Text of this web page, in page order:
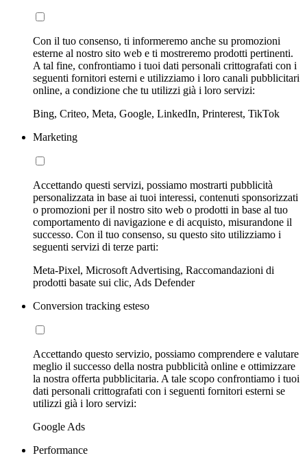
Con il tuo consenso, ti informeremo anche su promozioni
esterne al nostro sito web e ti mostreremo prodotti pertinenti.
A tal fine, confrontiamo i tuoi dati personali crittografati con i
seguenti fornitori esterni e utilizziamo i loro canali pubblicitari
online, a condizione che tu utilizzi già i loro servizi:
Bing, Criteo, Meta, Google, LinkedIn, Printerest, TikTok
Marketing
Accettando questi servizi, possiamo mostrarti pubblicità
personalizzata in base ai tuoi interessi, contenuti sponsorizzati
o promozioni per il nostro sito web o prodotti in base al tuo
comportamento di navigazione e di acquisto, misurandone il
successo. Con il tuo consenso, su questo sito utilizziamo i
seguenti servizi di terze parti:
Meta-Pixel, Microsoft Advertising, Raccomandazioni di
prodotti basate sui clic, Ads Defender
Conversion tracking esteso
Accettando questo servizio, possiamo comprendere e valutare
meglio il successo della nostra pubblicità online e ottimizzare
la nostra offerta pubblicitaria. A tale scopo confrontiamo i tuoi
dati personali crittografati con i seguenti fornitori esterni se
utilizzi già i loro servizi:
Google Ads
Performance